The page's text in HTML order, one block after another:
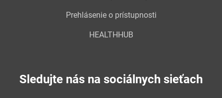
Prehlásenie o prístupnosti
HEALTHHUB
Sledujte nás na sociálnych sieťach